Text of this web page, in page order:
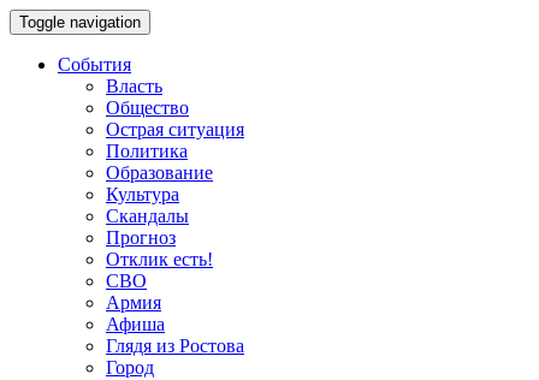
Toggle navigation
События
Власть
Общество
Острая ситуация
Политика
Образование
Культура
Скандалы
Прогноз
Отклик есть!
СВО
Армия
Афиша
Глядя из Ростова
Город